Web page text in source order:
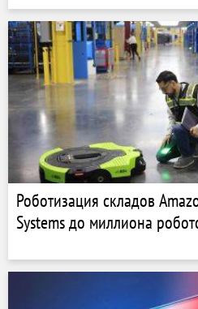
Роботизация складов
Systems до миллиона